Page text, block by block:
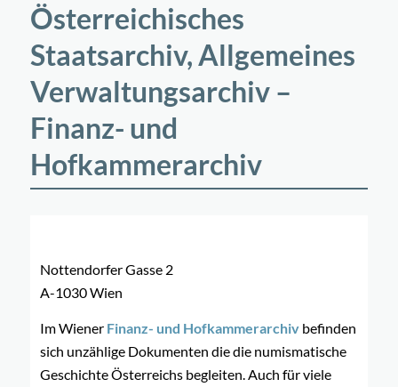
Österreichisches
Staatsarchiv, Allgemeines
Verwaltungsarchiv –
Finanz- und
Hofkammerarchiv
Nottendorfer Gasse 2
A-1030 Wien
Im Wiener Finanz- und Hofkammerarchiv befinden
sich unzählige Dokumenten die die numismatische
Geschichte Österreichs begleiten. Auch für viele